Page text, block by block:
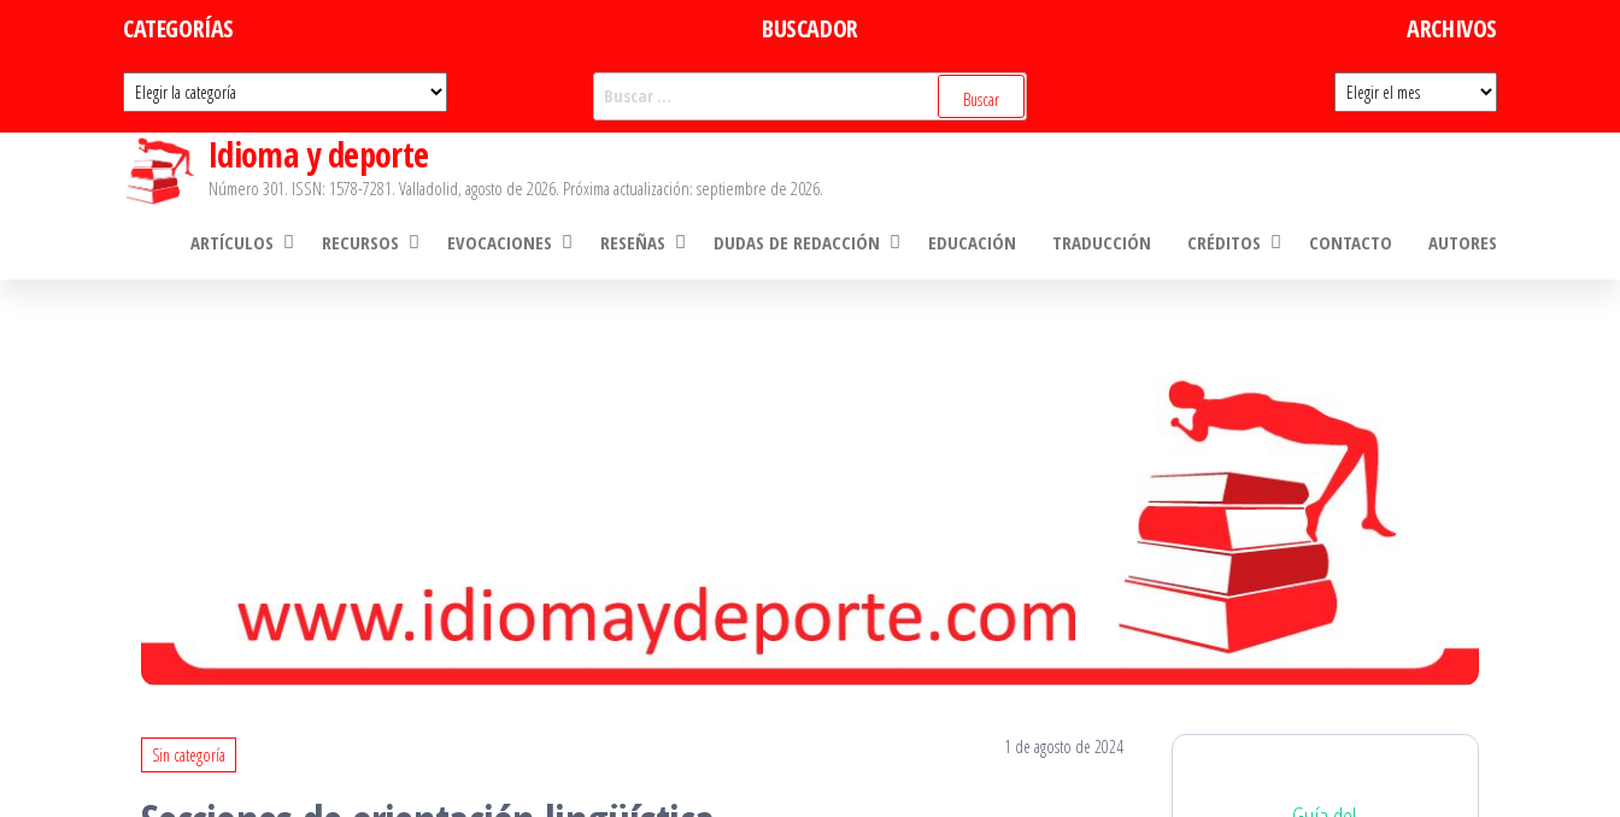
CATEGORÍAS
Categorías
BUSCADOR ARCHIVOS
Archivos
Idioma y deporte
Número 301. ISSN: 1578-7281. Valladolid, agosto de 2026. Próxima actualización: septiembre de 2026.
ARTÍCULOS RECURSOS EVOCACIONES RESEÑAS DUDAS DE REDACCIÓN EDUCACIÓN TRADUCCIÓN CRÉDITOS CONTACTO AUTORES
Sin categoría 1 de agosto de 2024